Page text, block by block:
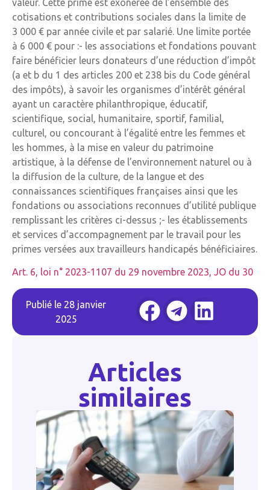
valeur. Cette prime est exonérée de l’ensemble des
cotisations et contributions sociales dans la limite de
3 000 € par année civile et par salarié. Une limite portée
à 6 000 € pour :- les associations et fondations pouvant
faire bénéficier leurs donateurs d’une réduction d’impôt
(a et b du 1 des articles 200 et 238 bis du Code général
des impôts), à savoir les organismes d’intérêt général
ayant un caractère philanthropique, éducatif,
scientifique, social, humanitaire, sportif, familial,
culturel, ou concourant à l’égalité entre les femmes et
les hommes, à la mise en valeur du patrimoine
artistique, à la défense de l’environnement naturel ou à
la diffusion de la culture, de la langue et des
connaissances scientifiques françaises ainsi que les
fondations ou associations reconnues d’utilité publique
remplissant les critères ci-dessus ;- les établissements
et services d’accompagnement par le travail pour les
primes versées aux travailleurs handicapés bénéficiaires.
Art. 6, loi n° 2023-1107 du 29 novembre 2023, JO du 30
Publié le 28 janvier
2025
Articles
similaires